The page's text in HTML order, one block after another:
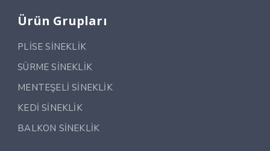
Ürün Grupları
PLİSE SİNEKLİK
SÜRME SİNEKLİK
MENTEŞELİ SİNEKLİK
KEDİ SİNEKLİK
BALKON SİNEKLİK